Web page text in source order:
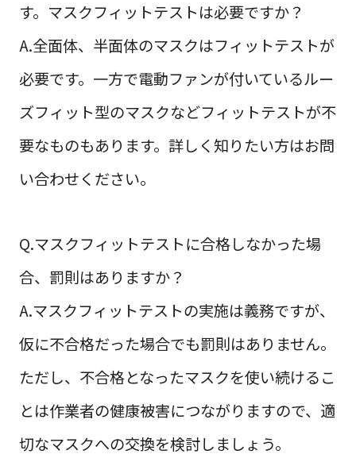
す。マスクフィットテストは必要ですか？
A.全面体、半面体のマスクはフィットテストが
必要です。一方で電動ファンが付いているルー
ズフィット型のマスクなどフィットテストが不
要なものもあります。詳しく知りたい方はお問
い合わせください。
Q.マスクフィットテストに合格しなかった場
合、罰則はありますか？
A.マスクフィットテストの実施は義務ですが、
仮に不合格だった場合でも罰則はありません。
ただし、不合格となったマスクを使い続けるこ
とは作業者の健康被害につながりますので、適
切なマスクへの交換を検討しましょう。